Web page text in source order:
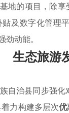
地的项目，除
及数字化管理
动能。
生态旅游
自治县同步强化
力构建多层次优